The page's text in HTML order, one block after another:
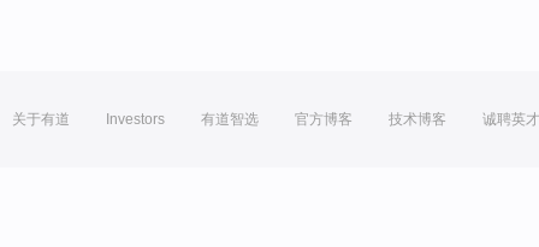
关于有道 Investors 有道智选 官方博客 技术博客 诚聘英才